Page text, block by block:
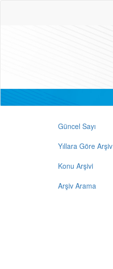
Güncel Sayı
Yıllara Göre Arşiv
Konu Arşivi
Arşiv Arama